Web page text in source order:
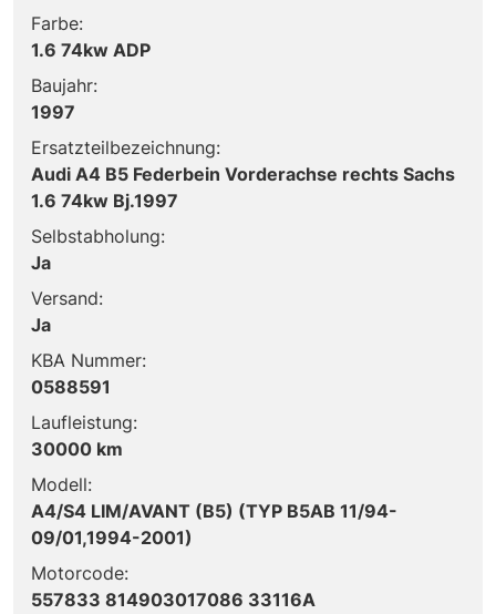
Farbe:
1.6 74kw ADP
Baujahr:
1997
Ersatzteilbezeichnung:
Audi A4 B5 Federbein Vorderachse rechts Sachs
1.6 74kw Bj.1997
Selbstabholung:
Ja
Versand:
Ja
KBA Nummer:
0588591
Laufleistung:
30000 km
Modell:
A4/S4 LIM/AVANT (B5) (TYP B5AB 11/94-
09/01,1994-2001)
Motorcode:
557833 814903017086 33116A